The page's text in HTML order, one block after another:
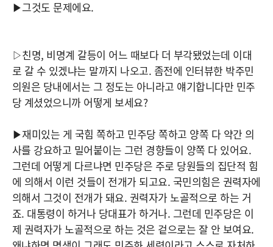
▶그것도 문제에요.
▷친명, 비명계 갈등이 어느 때보다 더 부각됐었는데 이대
로 갈 수 있겠냐는 말까지 나오고. 좀전에 인터뷰한 박주민
의원은 당내에서는 그 정도는 아니라고 얘기합니다만 민주
당 계셨었으니까 어떻게 보세요?
▶재미있는 게 국힘 쪽하고 민주당 쪽하고 양쪽 다 약간 의
사를 강요하고 밀어붙이는 그런 경향들이 양쪽 다 있어요.
그런데 어떻게 다르냐면 민주당은 주로 당원들의 집단적 힘
에 의해서 이런 것들이 전개가 되고요. 국민의힘은 권력자에
의해서 그것이 전개가 돼요. 권력자가 노골적으로 하는 거
죠. 대통령이 하거나 당대표가 하거나. 그런데 민주당은 이
제 권력자가 노골적으로 하는 것은 겉으로는 잘 안 보여요.